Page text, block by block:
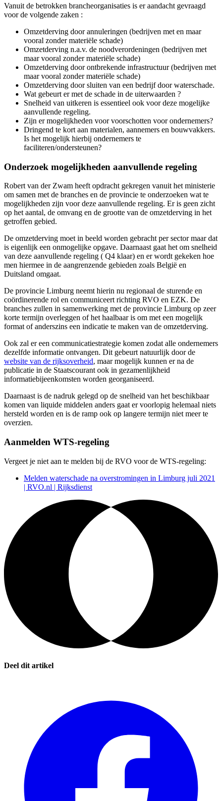
Vanuit de betrokken brancheorganisaties is er aandacht gevraagd
voor de volgende zaken :
Omzetderving door annuleringen (bedrijven met en maar
vooral zonder materiële schade)
Omzetderving n.a.v. de noodverordeningen (bedrijven met
maar vooral zonder materiële schade)
Omzetderving door ontbrekende infrastructuur (bedrijven met
maar vooral zonder materiële schade)
Omzetderving door sluiten van een bedrijf door waterschade.
Wat gebeurt er met de schade in de uiterwaarden ?
Snelheid van uitkeren is essentieel ook voor deze mogelijke
aanvullende regeling.
Zijn er mogelijkheden voor voorschotten voor ondernemers?
Dringend te kort aan materialen, aannemers en bouwvakkers.
Is het mogelijk hierbij ondernemers te
faciliteren/ondersteunen?
Onderzoek mogelijkheden aanvullende regeling
Robert van der Zwam heeft opdracht gekregen vanuit het ministerie
om samen met de branches en de provincie te onderzoeken wat te
mogelijkheden zijn voor deze aanvullende regeling. Er is geen zicht
op het aantal, de omvang en de grootte van de omzetderving in het
getroffen gebied.
De omzetderving moet in beeld worden gebracht per sector maar dat
is eigenlijk een onmogelijke opgave. Daarnaast gaat het om snelheid
van deze aanvullende regeling ( Q4 klaar) en er wordt gekeken hoe
men hiermee in de aangrenzende gebieden zoals België en
Duitsland omgaat.
De provincie Limburg neemt hierin nu regionaal de sturende en
coördinerende rol en communiceert richting RVO en EZK. De
branches zullen in samenwerking met de provincie Limburg op zeer
korte termijn overleggen of het haalbaar is om met een mogelijk
format of anderszins een indicatie te maken van de omzetderving.
Ook zal er een communicatiestrategie komen zodat alle ondernemers
dezelfde informatie ontvangen. Dit gebeurt natuurlijk door de
website van de rijksoverheid, maar mogelijk kunnen er na de
publicatie in de Staatscourant ook in gezamenlijkheid
informatiebijeenkomsten worden georganiseerd.
Daarnaast is de nadruk gelegd op de snelheid van het beschikbaar
komen van liquide middelen anders gaat er voorlopig helemaal niets
hersteld worden en is de ramp ook op langere termijn niet meer te
overzien.
Aanmelden WTS-regeling
Vergeet je niet aan te melden bij de RVO voor de WTS-regeling:
Melden waterschade na overstromingen in Limburg juli 2021
| RVO.nl | Rijksdienst
Deel dit artikel